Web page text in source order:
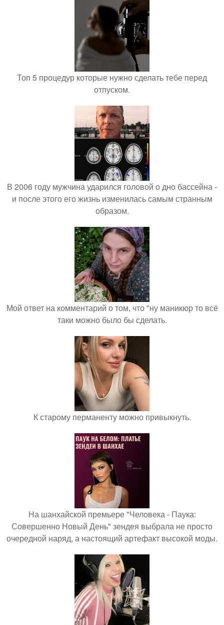
Топ 5 процедур которые нужно сделать тебе перед
отпуском.
В 2006 году мужчина ударился головой о дно бассейна -
и после этого его жизнь изменилась самым странным
образом.
Мой ответ на комментарий о том, что "ну маникюр то всё
таки можно было бы сделать.
К старому перманенту можно привыкнуть.
На шанхайской премьере "Человека - Паука:
Совершенно Новый День" зендея выбрала не просто
очередной наряд, а настоящий артефакт высокой моды.